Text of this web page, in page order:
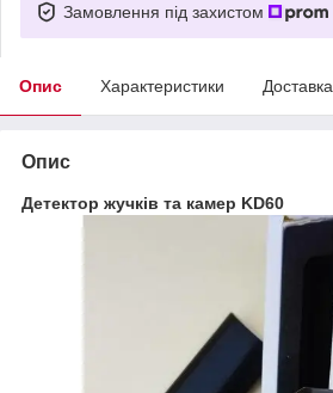
Замовлення під захистом
Опис Характеристики Доставка
Опис
Детектор жучків та камер KD60